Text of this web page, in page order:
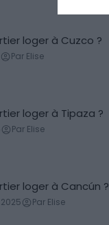
loger à Cuzco ?
Par Elise
loger à Tipaza ?
Par Elise
loger à Cancún ?
Par Elise